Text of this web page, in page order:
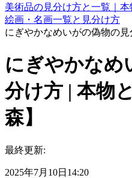
美術品の見分け方と一覧｜
絵画・名画一覧と見分け方
にぎやかなめいがの偽物の
にぎやかなめ
分け方 | 本物
森】
最終更新:
2025年7月10日14:20